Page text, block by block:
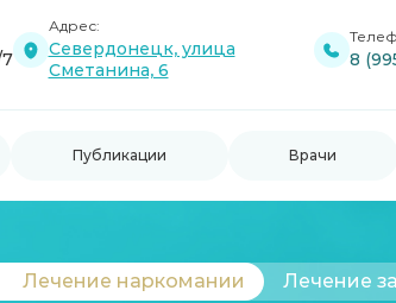
Адрес:
Севердонецк, улица
Сметанина, 6
8
Публикации Врачи
Лечение наркомании Лечение